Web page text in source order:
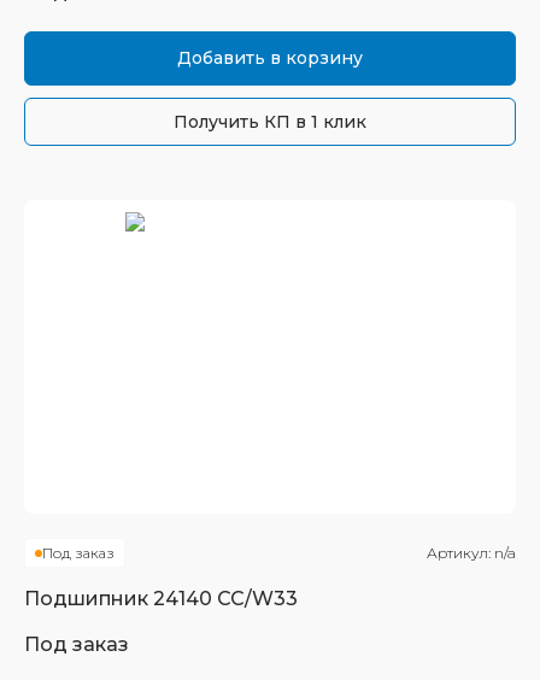
Добавить в корзину
Получить КП в 1 клик
Под заказ Артикул: n/a
Подшипник 24140 CC/W33
Под заказ